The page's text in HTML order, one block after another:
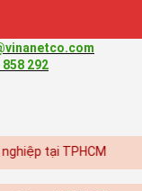
858 292
tại TPHCM